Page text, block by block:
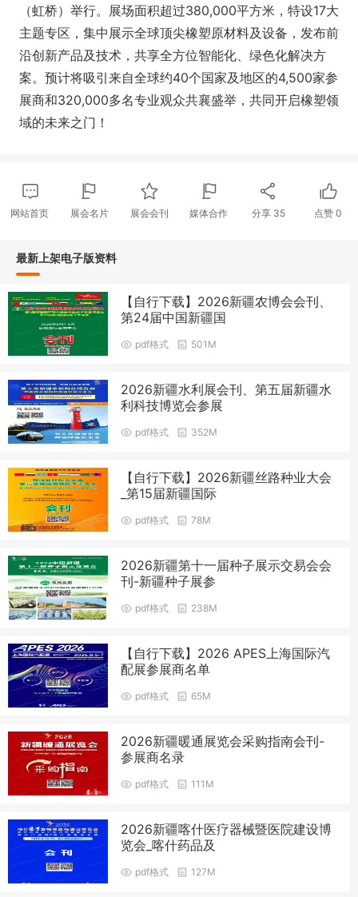
（虹桥）举行。展场面积超过380,000平方米，特设17大
主题专区，集中展示全球顶尖橡塑原材料及设备，发布前
沿创新产品及技术，共享全方位智能化、绿色化解决方
案。预计将吸引来自全球约40个国家及地区的4,500家参
展商和320,000多名专业观众共襄盛举，共同开启橡塑领
域的未来之门！
网站首页 展会名片 展会会刊 媒体合作 分享 35 点赞0
最新上架电子版资料
【自行下载】2026新疆农博会会刊、
第24届中国新疆国
pdf格式 501M
2026新疆水利展会刊、第五届新疆水
利科技博览会参展
pdf格式 352M
【自行下载】2026新疆丝路种业大会
_第15届新疆国际
pdf格式 78M
2026新疆第十一届种子展示交易会会
刊-新疆种子展参
pdf格式 238M
【自行下载】2026 APES上海国际汽
配展参展商名单
pdf格式 65M
2026新疆暖通展览会采购指南会刊-
参展商名录
pdf格式 111M
2026新疆喀什医疗器械暨医院建设博
览会_喀什药品及
pdf格式 127M